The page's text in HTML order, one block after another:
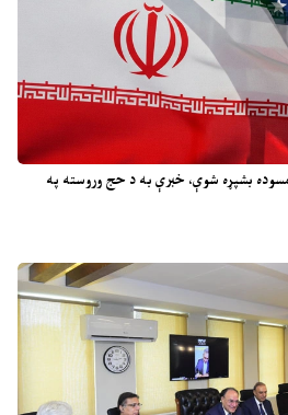
بشپړه شوې، خبرې به د حج وروسته په